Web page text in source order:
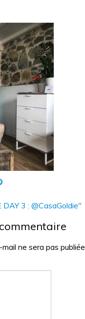
DAY 3 : @CasaGoldie"
ne sera pas publiée.